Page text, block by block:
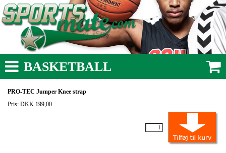
BASKETBALL
PRO-TEC Jumper Knee strap
Pris: DKK 199,00